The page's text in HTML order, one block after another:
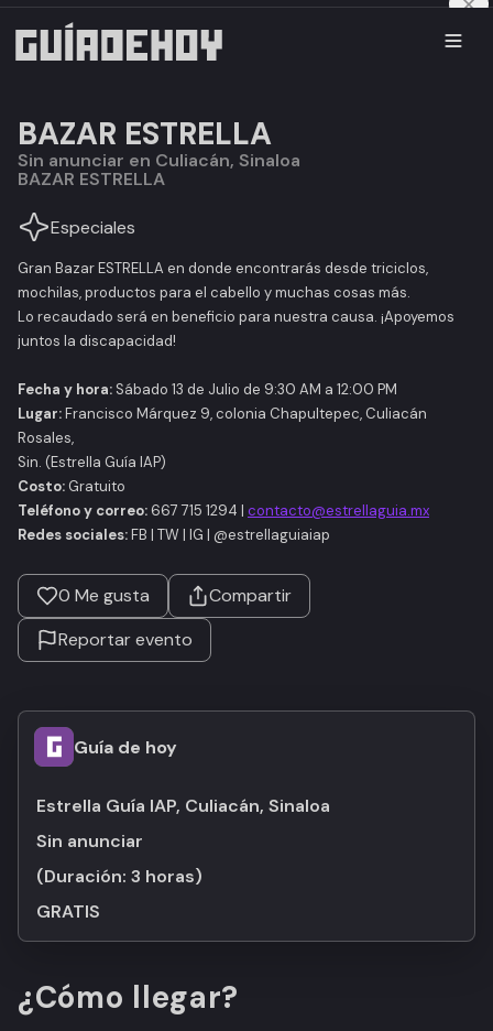
BAZAR ESTRELLA
Sin anunciar en Culiacán, Sinaloa
BAZAR ESTRELLA
Especiales
Gran Bazar ESTRELLA en donde encontrarás desde triciclos,
mochilas, productos para el cabello y muchas cosas más.
Lo recaudado será en beneficio para nuestra causa. ¡Apoyemos
juntos la discapacidad!
Fecha y hora: Sábado 13 de Julio de 9:30 AM a 12:00 PM
Lugar:Francisco Márquez 9, colonia Chapultepec, Culiacán
Rosales,
Sin. (Estrella Guía IAP)
Costo: Gratuito
Teléfono y correo: 667 715 1294 | contacto@estrellaguia.mx
Redes sociales:FB | TW | IG | @estrellaguiaiap
0 Me gusta
Compartir
Reportar evento
Guía de hoy
Estrella Guía IAP, Culiacán, Sinaloa
Sin anunciar
(Duración: 3 horas)
GRATIS
¿Cómo llegar?